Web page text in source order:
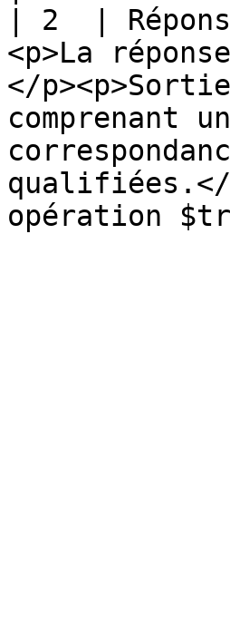
| 2  |
<p>La
</
comprenant
qualifiées.</